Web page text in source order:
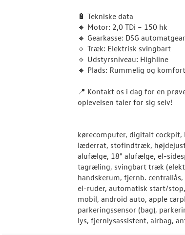
🔋 Tekniske data
🔹 Motor: 2,0 TDi – 150 hk
🔹 Gearkasse: DSG automatgear
🔹 Træk: Elektrisk svingbart
🔹 Udstyrsniveau: Highline
🔹 Plads: Rummelig og
📍 Kontakt os i dag for en
oplevelsen taler for sig selv!
kørecomputer, digitalt
læderrat, stofindtræk,
alufælge, 18" alufælge, el-
tagræling, svingbart træk
handskerum, fjernb.
el-ruder, automatisk start/
mobil, android auto, apple
parkeringssensor (bag),
lys, fjernlysassistent, airbag,